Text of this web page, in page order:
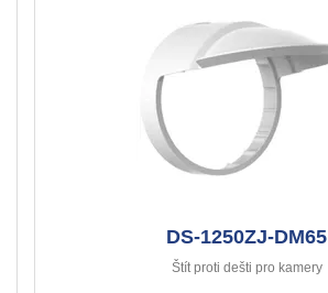
DS-1250ZJ-DM65
Štít proti dešti pro kamery